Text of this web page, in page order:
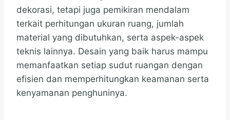
dekorasi, tetapi juga pemikiran mendalam
terkait perhitungan ukuran ruang, jumlah
material yang dibutuhkan, serta aspek-aspek
teknis lainnya. Desain yang baik harus mampu
memanfaatkan setiap sudut ruangan dengan
efisien dan memperhitungkan keamanan serta
kenyamanan penghuninya.